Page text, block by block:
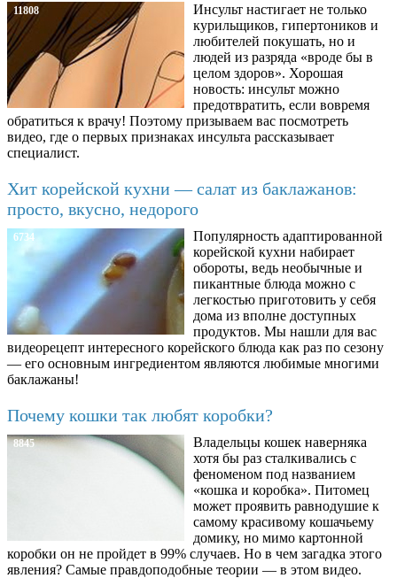
11808
Инсульт настигает не только
курильщиков, гипертоников и
любителей покушать, но и
людей из разряда «вроде бы в
целом здоров». Хорошая
новость: инсульт можно
предотвратить, если вовремя
обратиться к врачу! Поэтому призываем вас посмотреть
видео, где о первых признаках инсульта рассказывает
специалист.
Хит корейской кухни — салат из баклажанов:
просто, вкусно, недорого
6734
Популярность адаптированной
корейской кухни набирает
обороты, ведь необычные и
пикантные блюда можно с
легкостью приготовить у себя
дома из вполне доступных
продуктов. Мы нашли для вас
видеорецепт интересного корейского блюда как раз по сезону
— его основным ингредиентом являются любимые многими
баклажаны!
Почему кошки так любят коробки?
8845
Владельцы кошек наверняка
хотя бы раз сталкивались с
феноменом под названием
«кошка и коробка». Питомец
может проявить равнодушие к
самому красивому кошачьему
домику, но мимо картонной
коробки он не пройдет в 99% случаев. Но в чем загадка этого
явления? Самые правдоподобные теории — в этом видео.